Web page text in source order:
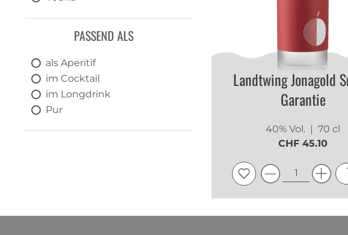
PASSEND ALS
als Aperitif
im Cocktail
im Longdrink
Pur
Landtwing Jonagold
Garantie
40% Vol. | 70 cl
CHF 45.10